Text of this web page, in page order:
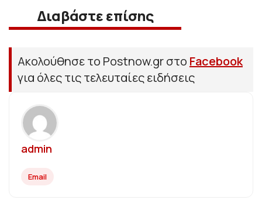
Διαβάστε επίσης
Ακολούθησε το Postnow.gr στο Facebook
για όλες τις τελευταίες ειδήσεις
admin
Email